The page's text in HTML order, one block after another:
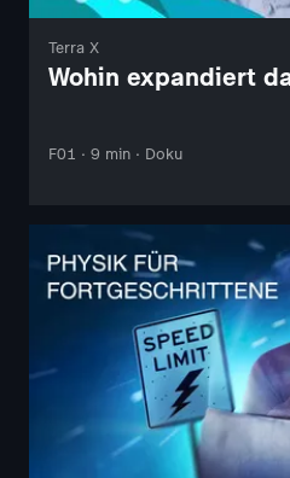
Terra X
Wohin expandiert
F01 · 9 min · Doku